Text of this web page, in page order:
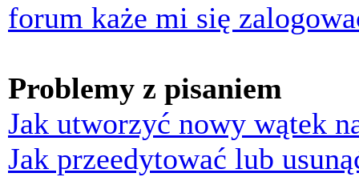
forum każe mi się
Problemy z pisaniem
Jak utworzyć nowy wątek
Jak przeedytować lub